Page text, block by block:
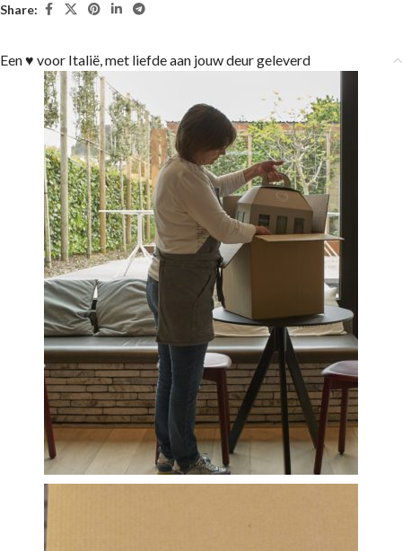
Share:
Een ♥ voor Italië, met liefde aan jouw deur geleverd